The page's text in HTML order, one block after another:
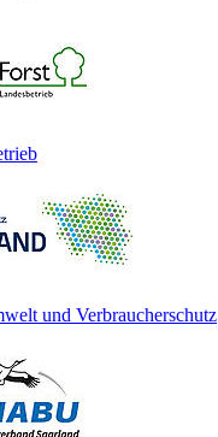
und Verbraucherschutz